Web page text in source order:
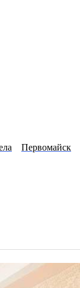
Первомайск